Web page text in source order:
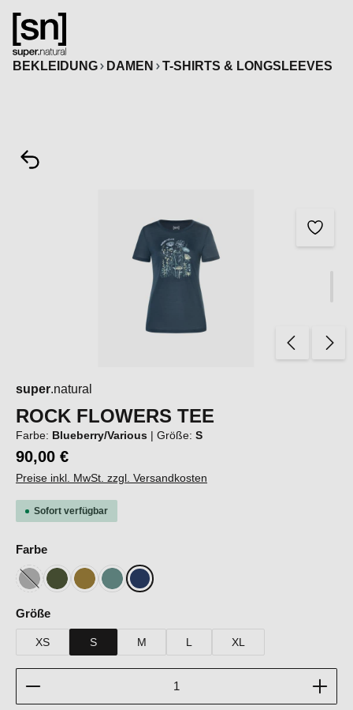
springen
BEKLEIDUNG DAMEN T-SHIRTS & LONGSLEEVES
super.natural
ROCK FLOWERS TEE
Farbe: Blueberry/Various | Größe: S
90,00 €
Preise inkl. MwSt. zzgl. Versandkosten
Sofort verfügbar
Farbeauswählen
Cashmere Grey Melange/Various
(Diese Option ist zurzeit nicht verfügbar.)
Chive/Various
Dried Tobacco/Various
Lagoon Green/Various
Blueberry/Various
Größeauswählen
XS S M L XL
Produkt Anzahl: Gib den gewünschten Wert ein